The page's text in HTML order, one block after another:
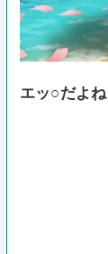
エッ○だよね